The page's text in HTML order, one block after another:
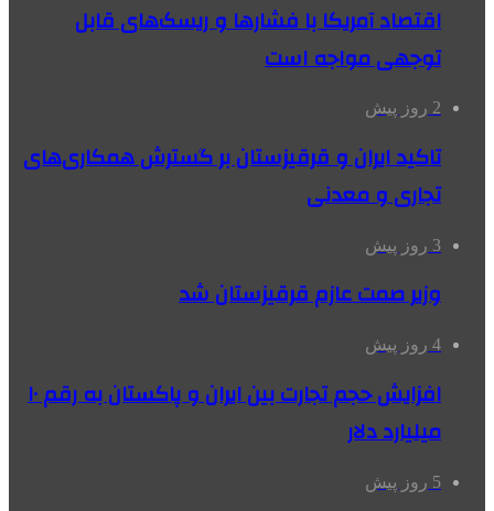
اقتصاد آمریکا با فشارها و ریسک‌های قابل
توجهی مواجه است
2 روز پیش
تاکید ایران و قرقیزستان بر گسترش همکاری‌های
تجاری و معدنی
3 روز پیش
وزیر صمت عازم قرقیزستان شد
4 روز پیش
افزایش حجم تجارت بین ایران و پاکستان به رقم ۱۰
میلیارد دلار
5 روز پیش